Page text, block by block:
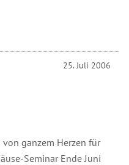
25. Juli 2006
ganzem Herzen für
Seminar Ende Juni